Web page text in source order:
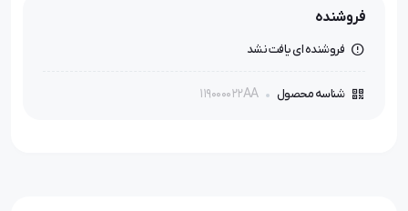
فروشنده
فروشنده ای یافت نشد
شناسه محصول 119000022AA